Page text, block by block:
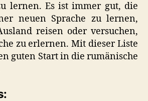
lernen. Es ist immer gut, die
neuen Sprache zu lernen,
reisen oder versuchen,
zu erlernen. Mit dieser Liste
guten Start in die rumänische